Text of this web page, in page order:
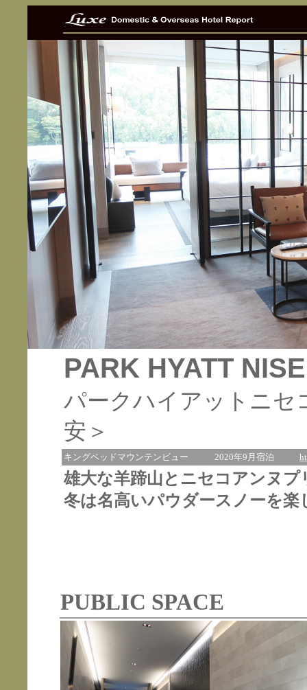
PARK HYATT
パークハイアットニセ
安＞
キングベッドマウンテンビュー 2020年9月宿泊
雄大な羊蹄山とニセコアンヌ
冬は名高いパウダースノーを
PUBLIC SPACE